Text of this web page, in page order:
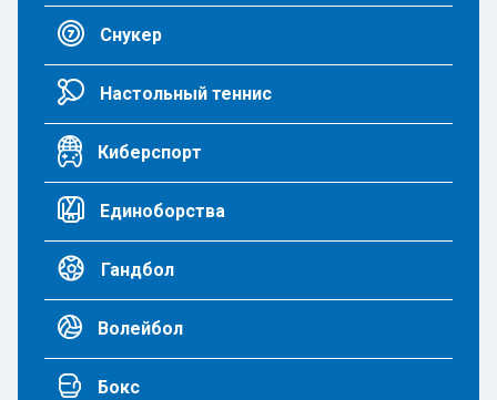
Снукер
Настольный теннис
Киберспорт
Единоборства
Гандбол
Волейбол
Бокс